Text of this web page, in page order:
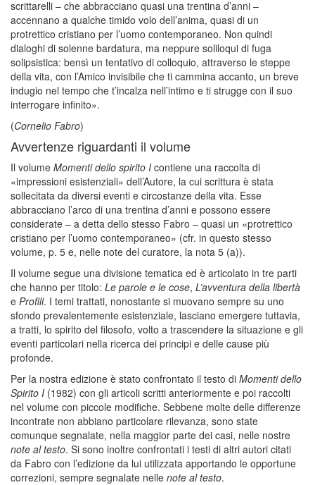
scrittarelli – che abbracciano quasi una trentina d’anni –
accennano a qualche timido volo dell’anima, quasi di un
protrettico cristiano per l’uomo contemporaneo. Non quindi
dialoghi di solenne bardatura, ma neppure soliloqui di fuga
solipsistica: bensì un tentativo di colloquio, attraverso le steppe
della vita, con l’Amico invisibile che ti cammina accanto, un breve
indugio nel tempo che t’incalza nell’intimo e ti strugge con il suo
interrogare infinito».
(Cornelio Fabro)
Avvertenze riguardanti il volume
Il volume Momenti dello spirito I contiene una raccolta di
«impressioni esistenziali» dell’Autore, la cui scrittura è stata
sollecitata da diversi eventi e circostanze della vita. Esse
abbracciano l’arco di una trentina d’anni e possono essere
considerate – a detta dello stesso Fabro – quasi un «protrettico
cristiano per l’uomo contemporaneo» (cfr. in questo stesso
volume, p. 5 e, nelle note del curatore, la nota 5 (a)).
Il volume segue una divisione tematica ed è articolato in tre parti
che hanno per titolo: Le parole e le cose, L’avventura della libertà
e Profili. I temi trattati, nonostante si muovano sempre su uno
sfondo prevalentemente esistenziale, lasciano emergere tuttavia,
a tratti, lo spirito del filosofo, volto a trascendere la situazione e gli
eventi particolari nella ricerca dei principi e delle cause più
profonde.
Per la nostra edizione è stato confrontato il testo di Momenti dello
Spirito I (1982) con gli articoli scritti anteriormente e poi raccolti
nel volume con piccole modifiche. Sebbene molte delle differenze
incontrate non abbiano particolare rilevanza, sono state
comunque segnalate, nella maggior parte dei casi, nelle nostre
note al testo. Si sono inoltre confrontati i testi di altri autori citati
da Fabro con l’edizione da lui utilizzata apportando le opportune
correzioni, sempre segnalate nelle note al testo.